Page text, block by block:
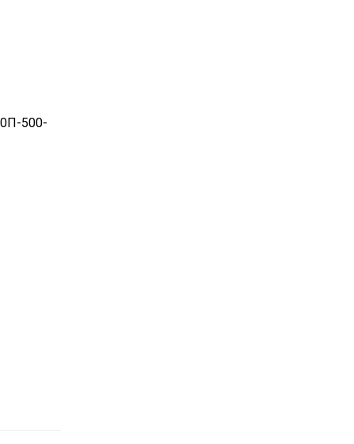
500-